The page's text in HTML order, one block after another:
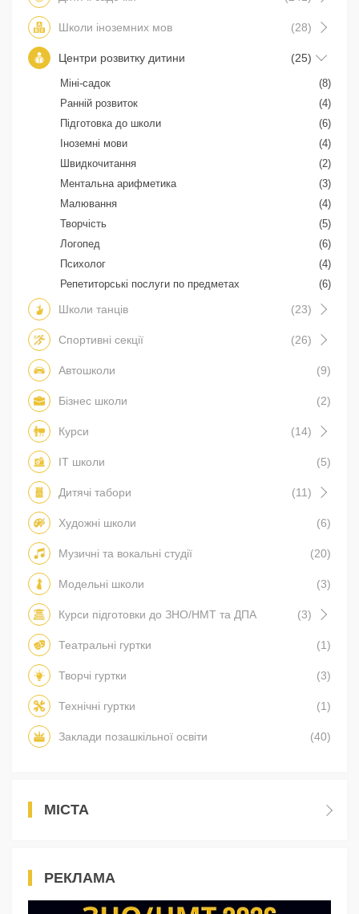
Школи іноземних мов (28)
Центри розвитку дитини (25)
Міні-садок
(8)
Ранній розвиток
(4)
Підготовка до школи
(6)
Іноземні мови
(4)
Швидкочитання
(2)
Ментальна арифметика
(3)
Малювання
(4)
Творчість
(5)
Логопед
(6)
Психолог
(4)
Репетиторські послуги по предметах
(6)
Школи танців (23)
Спортивні секції (26)
Автошколи (9)
Бізнес школи (2)
Курси (14)
IT школи (5)
Дитячі табори (11)
Художні школи (6)
Музичні та вокальні студії (20)
Модельні школи (3)
Курси підготовки до ЗНО/НМТ та ДПА (3)
Театральні гуртки (1)
Творчі гуртки (3)
Технічні гуртки (1)
Заклади позашкільної освіти (40)
МІСТА
РЕКЛАМА